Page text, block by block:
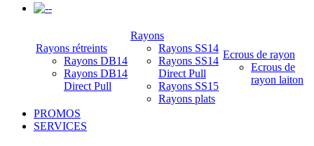
-
Rayons rétreints
Rayons DB14
Rayons DB14
Direct Pull
Rayons
Rayons SS14
Rayons SS14
Direct Pull
Rayons SS15
Rayons plats
Ecrous de rayon
Ecrous de
rayon laiton
PROMOS
SERVICES